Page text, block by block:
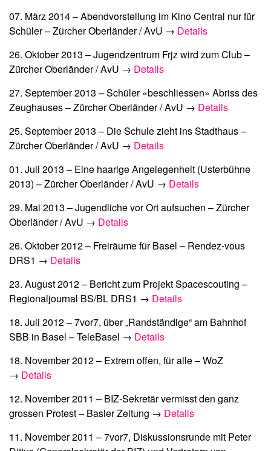
07. März 2014 –Abendvorstellung im Kino Central nur für
Schüler– Zürcher Oberländer / AvU → Details
26. Oktober 2013 –Jugendzentrum Frjz wird zum Club–
Zürcher Oberländer / AvU → Details
27. September 2013 –Schüler «beschliessen» Abriss des
Zeughauses– Zürcher Oberländer / AvU → Details
25. September 2013 – Die Schule zieht ins Stadthaus–
Zürcher Oberländer / AvU → Details
01. Juli 2013 – Eine haarige Angelegenheit (Usterbühne
2013) – Zürcher Oberländer / AvU → Details
29. Mai 2013 –Jugendliche vor Ort aufsuchen – Zürcher
Oberländer / AvU → Details
26. Oktober 2012 – Freiräume für Basel – Rendez-vous
DRS1 → Details
23. August 2012 – Bericht zum Projekt Spacescouting –
Regionaljournal BS/BL DRS1 → Details
18. Juli 2012 –7vor7, über „Randständige“ am Bahnhof
SBB in Basel – TeleBasel → Details
18. November 2012 – Extrem offen, für alle– WoZ
→ Details
12. November 2011 – BIZ-Sekretär vermisst den ganz
grossen Protest– Basler Zeitung → Details
11. November 2011 –7vor7, Diskussionsrunde mit Peter